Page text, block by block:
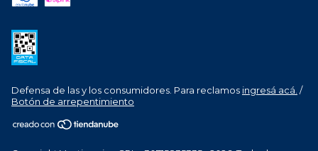
Defensa de las y los consumidores. Para reclamos ingresá acá. /
Botón de arrepentimiento